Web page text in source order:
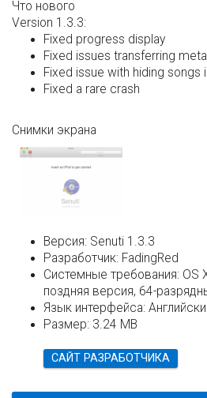
Что нового
Version 1.3.3:
Fixed progress display
Fixed issues transferring
Fixed issue with hiding songs
Fixed a rare crash
Снимки экрана
Версия: Senuti 1.3.3
Разработчик: FadingRed
Системные требования: OS
поздняя версия, 64-
Язык интерфейса:
Размер: 3.24 MB
САЙТ РАЗРАБОТЧИКА